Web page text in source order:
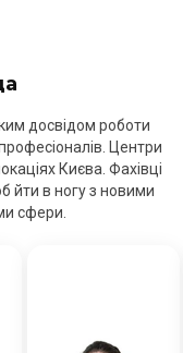
досвідом роботи
Центри
Києва. Фахівці
йти в ногу з новими
сфери.